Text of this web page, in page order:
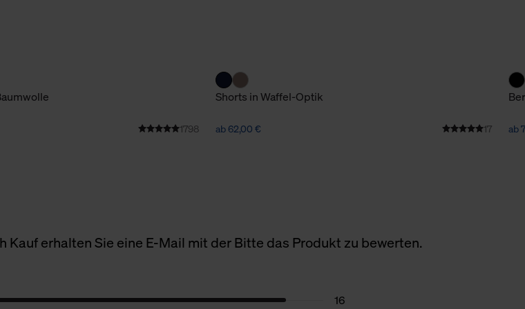
1798
Shorts in Waffel-Optik
ab 62,00 € 17 ab
erhalten Sie eine E-Mail mit der Bitte das Produkt zu bewerten.
16